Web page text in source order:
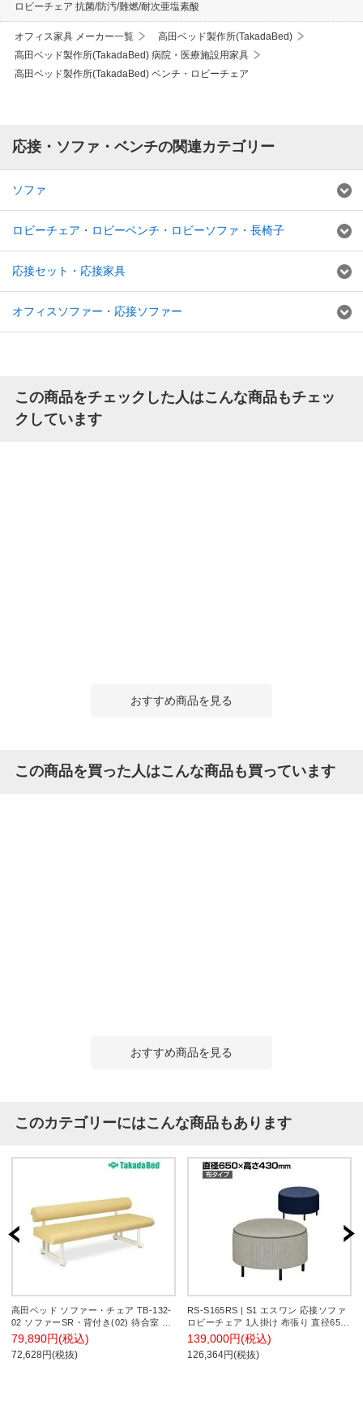
ロビーチェア 抗菌/防汚/難燃/耐次亜塩素酸
オフィス家具 メーカー一覧
高田ベッド製作所(TakadaBed)
高田ベッド製作所(TakadaBed) 病院・医療施設用家具
高田ベッド製作所(TakadaBed) ベンチ・ロビーチェア
応接・ソファ・ベンチの関連カテゴリー
ソファ
ロビーチェア・ロビーベンチ・ロビーソファ・長椅子
応接セット・応接家具
オフィスソファー・応接ソファー
この商品をチェックした人はこんな商品もチェッ
クしています
おすすめ商品を見る
この商品を買った人はこんな商品も買っています
おすすめ商品を見る
このカテゴリーにはこんな商品もあります
高田ベッド ソファー・チェア TB-132-
02 ソファーSR・背付き(02) 待合室 丸
みのある優しいデザイン抜群の座り心
地 サイズ/カラー(18色)選択可能
79,890円(税込)
72,628円(税抜)
RS-S165RS | S1 エスワン 応接ソファ
ロビーチェア 1人掛け 布張り 直径650×
高さ430mm プラス PLUS
139,000円(税込)
126,364円(税抜)